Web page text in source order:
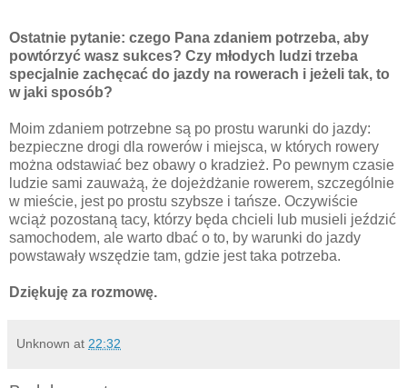
Ostatnie pytanie: czego Pana zdaniem potrzeba, aby
powtórzyć wasz sukces? Czy młodych ludzi trzeba
specjalnie zachęcać do jazdy na rowerach i jeżeli tak, to
w jaki sposób?
Moim zdaniem potrzebne są po prostu warunki do jazdy:
bezpieczne drogi dla rowerów i miejsca, w których rowery
można odstawiać bez obawy o kradzież. Po pewnym czasie
ludzie sami zauważą, że dojeżdżanie rowerem, szczególnie
w mieście, jest po prostu szybsze i tańsze. Oczywiście
wciąż pozostaną tacy, którzy będa chcieli lub musieli jeździć
samochodem, ale warto dbać o to, by warunki do jazdy
powstawały wszędzie tam, gdzie jest taka potrzeba.
Dziękuję za rozmowę.
Unknown at 22:32